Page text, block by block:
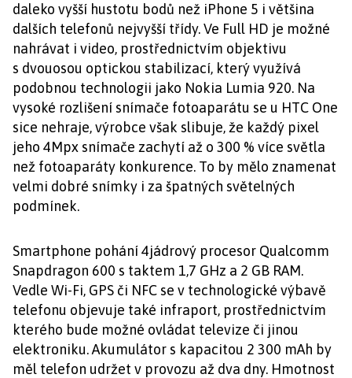
daleko vyšší hustotu bodů než iPhone 5 i většina
dalších telefonů nejvyšší třídy. Ve Full HD je možné
nahrávat i video, prostřednictvím objektivu
s dvouosou optickou stabilizací, který využívá
podobnou technologii jako Nokia Lumia 920. Na
vysoké rozlišení snímače fotoaparátu se u HTC One
sice nehraje, výrobce však slibuje, že každý pixel
jeho 4Mpx snímače zachytí až o 300 % více světla
než fotoaparáty konkurence. To by mělo znamenat
velmi dobré snímky i za špatných světelných
podmínek.
Smartphone pohání 4jádrový procesor Qualcomm
Snapdragon 600 s taktem 1,7 GHz a 2 GB RAM.
Vedle Wi-Fi, GPS či NFC se v technologické výbavě
telefonu objevuje také infraport, prostřednictvím
kterého bude možné ovládat televize či jinou
elektroniku. Akumulátor s kapacitou 2 300 mAh by
měl telefon udržet v provozu až dva dny. Hmotnost